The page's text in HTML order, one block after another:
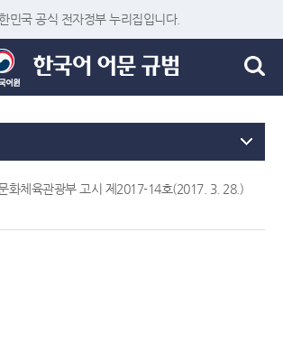
민국 공식 전자정부 누리집입니다.
화체육관광부 고시 제2017-14호(2017. 3. 28.)